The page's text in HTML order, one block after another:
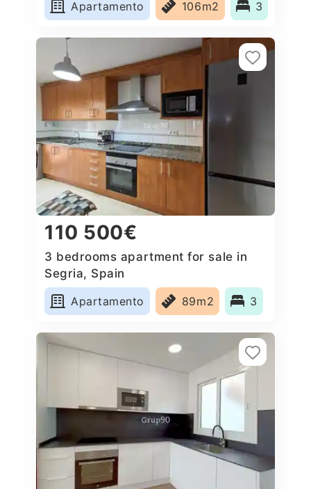
Apartamento 106m2 3
110 500€
3 bedrooms apartment for sale in
Segria, Spain
Apartamento
89m2 3